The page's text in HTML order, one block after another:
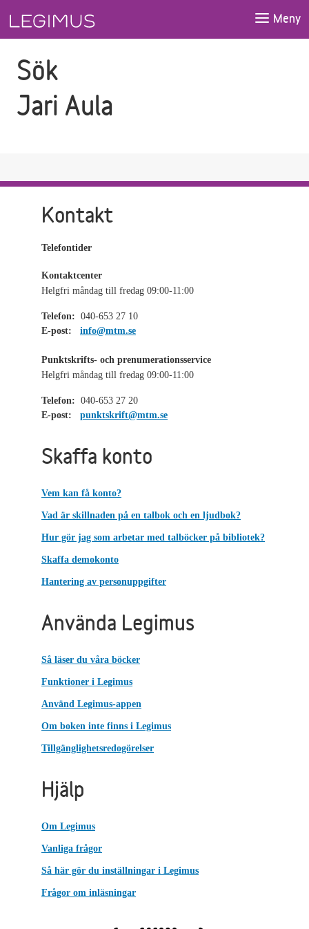
Meny
Sök
Jari Aula
Kontakt
Telefontider
Kontaktcenter
Helgfri måndag till fredag 09:00-11:00
Telefon: 040-653 27 10
E-post:
info@mtm.se
Punktskrifts- och prenumerationsservice
Helgfri måndag till fredag 09:00-11:00
Telefon: 040-653 27 20
E-post:
punktskrift@mtm.se
Skaffa konto
Vem kan få konto?
Vad är skillnaden på en talbok och en ljudbok?
Hur gör jag som arbetar med talböcker på bibliotek?
Skaffa demokonto
Hantering av personuppgifter
Använda Legimus
Så läser du våra böcker
Funktioner i Legimus
Använd Legimus-appen
Om boken inte finns i Legimus
Tillgänglighetsredogörelser
Hjälp
Om Legimus
Vanliga frågor
Så här gör du inställningar i Legimus
Frågor om inläsningar